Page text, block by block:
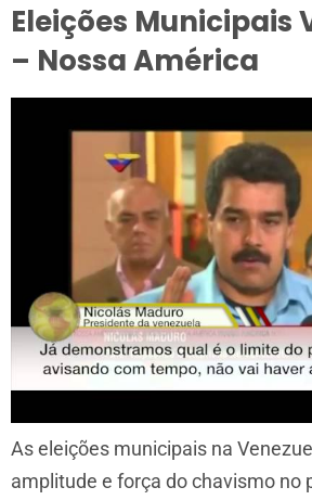
Eleições Municipais
– Nossa América
As eleições municipais na
amplitude e força do chavismo no